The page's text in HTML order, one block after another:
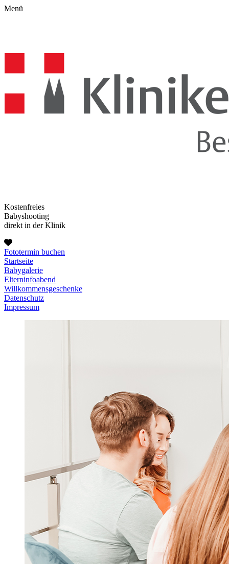
Menü
Kostenfreies
Babyshooting
direkt in der Klinik
Fototermin buchen
Startseite
Babygalerie
Elterninfoabend
Willkommensgeschenke
Datenschutz
Impressum